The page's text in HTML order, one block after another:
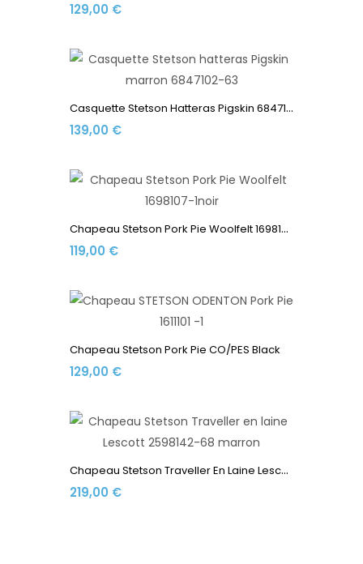
129,00 €
C
Asquette Stetson Hatteras Pigskin 6847102-63 Marron
139,00 €
C
Hapeau Stetson Pork Pie Woolfelt 1698107-1 Black
119,00 €
Chapeau Stetson Pork Pie CO/PES Black
129,00 €
C
Hapeau Stetson Traveller En Laine Lescott 2598142-68 Marron
219,00 €